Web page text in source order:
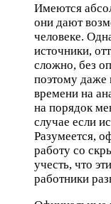
Имеются
они дают
человеке.
источники,
сложно, без
поэтому даже
времени на
на порядок
случае если
Разумеется,
работу со
учесть, что
работники